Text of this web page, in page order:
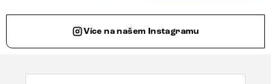
Více na našem Instagramu